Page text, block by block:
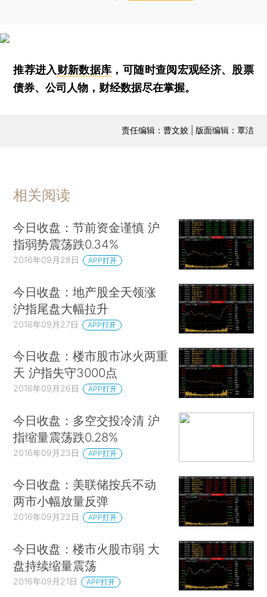
推荐进入财新数据库 ，可随时查阅宏观经济、股票
债券、公司人物，财经数据尽在掌握。
责任编辑：曹文姣 | 版面编辑：覃洁
相关阅读
今日收盘：节前资金谨慎 沪
指弱势震荡跌0.34%
2016年09月28日 APP打开
今日收盘：地产股全天领涨
沪指尾盘大幅拉升
2016年09月27日 APP打开
今日收盘：楼市股市冰火两重
天 沪指失守3000点
2016年09月26日 APP打开
今日收盘：多空交投冷清 沪
指缩量震荡跌0.28%
2016年09月23日 APP打开
今日收盘：美联储按兵不动
两市小幅放量反弹
2016年09月22日 APP打开
今日收盘：楼市火股市弱 大
盘持续缩量震荡
2016年09月21日 APP打开